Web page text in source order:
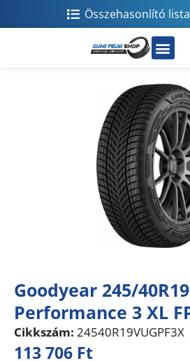
Összehasonlító lista
Goodyear 245/
Performance 3 XL
Cikkszám: 24540R19VUGPF3X
113 706 Ft